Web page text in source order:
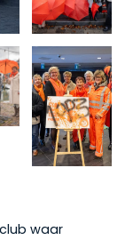
waar